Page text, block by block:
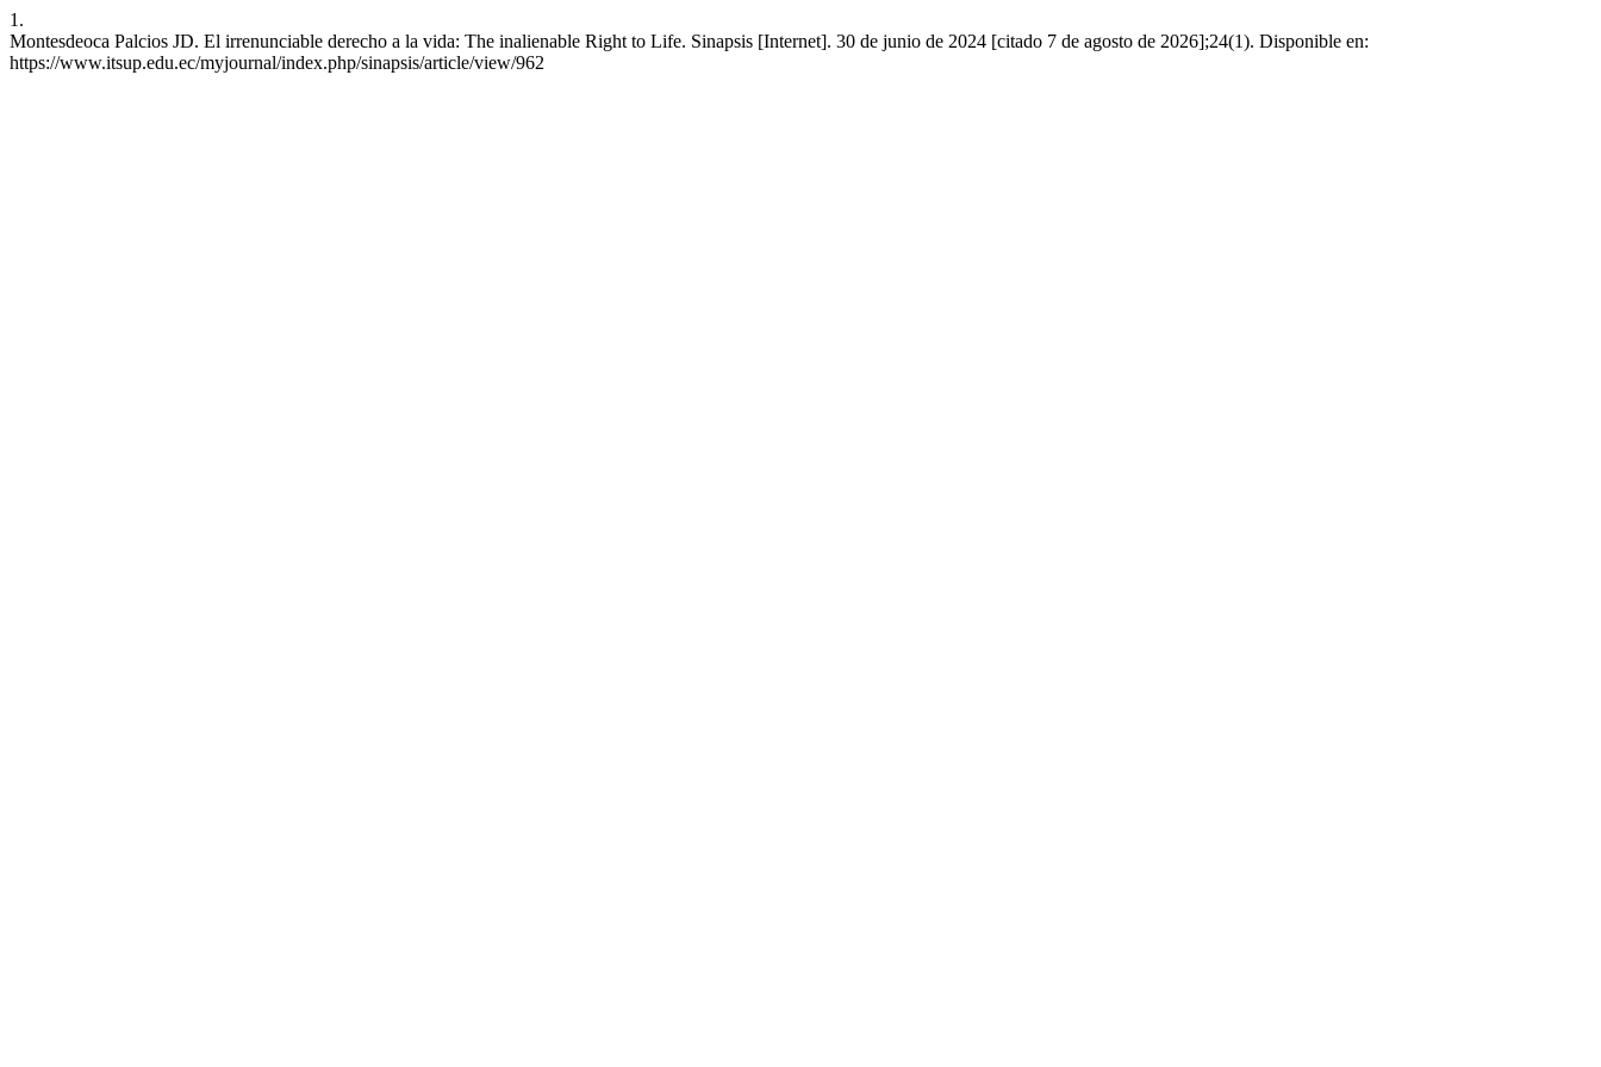
1.
Montesdeoca Palcios JD. El irrenunciable derecho a la vida: The inalienable Right to Life. Sinapsis [Internet]. 30 de junio de 2024 [citado 7 de agosto de 2026];24(1). Disponible en:
https://www.itsup.edu.ec/myjournal/index.php/sinapsis/article/view/962